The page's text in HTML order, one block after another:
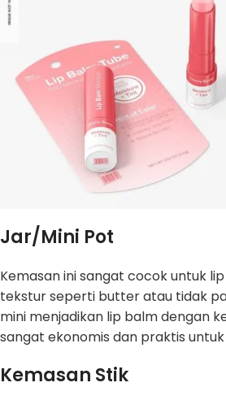
Jar/Mini Pot
Kemasan ini sangat cocok untuk
tekstur seperti butter atau tidak
mini menjadikan lip balm dengan
sangat ekonomis dan praktis
Kemasan Stik